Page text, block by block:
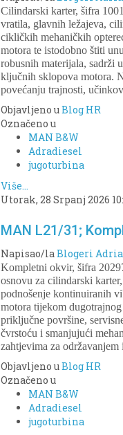
Cilindarski karter, šifra
vratila, glavnih ležajeva,
cikličkih mehaničkih
motora te istodobno štiti
robusnih materijala, sadrži
ključnih sklopova motora.
povećanju trajnosti,
Objavljeno uBlog HR
Označeno u
MAN B&W
Adradiesel
jugoturbina
Više...
Utorak, 28 Srpanj 2026
MAN L21/31;
Napisao/laBlogeri
Kompletni okvir, šifra
osnovu za cilindarski
podnošenje kontinuiranih
motora tijekom
priključne površine,
čvrstoću i smanjujući
zahtjevima za
Objavljeno uBlog HR
Označeno u
MAN B&W
Adradiesel
jugoturbina